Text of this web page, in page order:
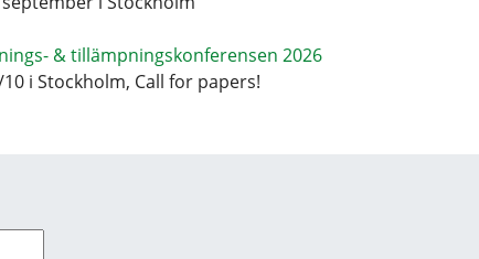
& tillämpningskonferensen 2026
10 i Stockholm, Call for papers!